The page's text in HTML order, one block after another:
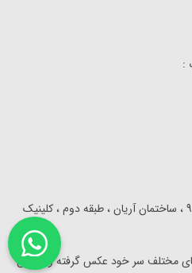
شیراز- خیابان ستارخان،نبش کوچه 9 ، ساختمان آریان ، طبقه دوم ، کلینیک
مختلف سر خود عکس گرفته و به این